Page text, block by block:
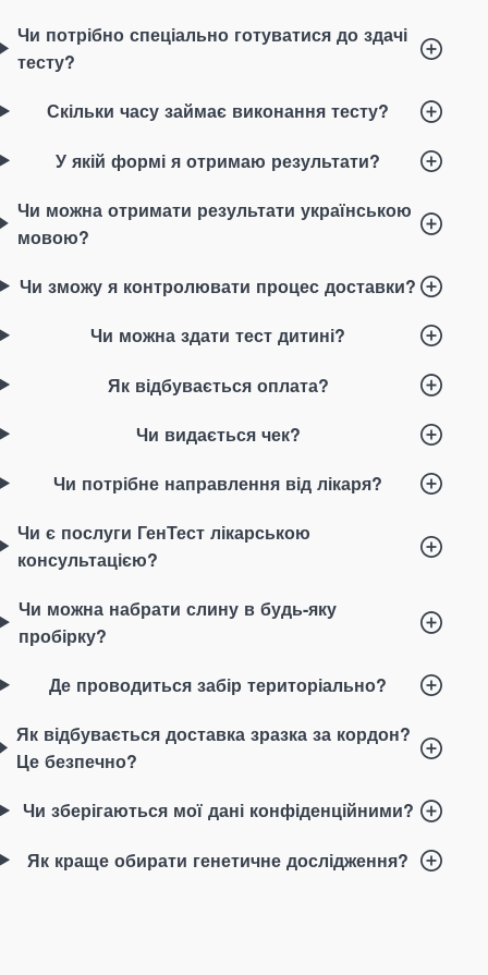
Чи потрібно спеціально готуватися до здачі
тесту?
Скільки часу займає виконання тесту?
У якій формі я отримаю результати?
Чи можна отримати результати українською
мовою?
Чи зможу я контролювати процес доставки?
Чи можна здати тест дитині?
Як відбувається оплата?
Чи видається чек?
Чи потрібне направлення від лікаря?
Чи є послуги ГенТест лікарською
консультацією?
Чи можна набрати слину в будь-яку
пробірку?
Де проводиться забір територіально?
Як відбувається доставка зразка за кордон?
Це безпечно?
Чи зберігаються мої дані конфіденційними?
Як краще обирати генетичне дослідження?